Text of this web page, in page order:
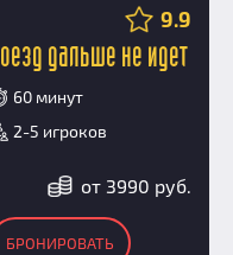
9.9
Поезд дальше не идет
60 минут
2-5 игроков
от 3990 руб.
БРОНИРОВАТЬ